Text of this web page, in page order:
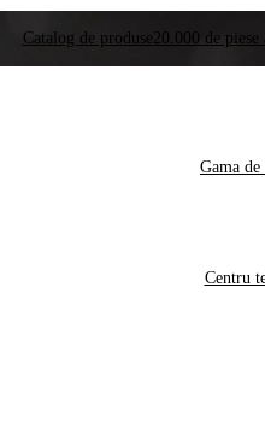
Catalog de produse 20.000 de
Gama de
Centru